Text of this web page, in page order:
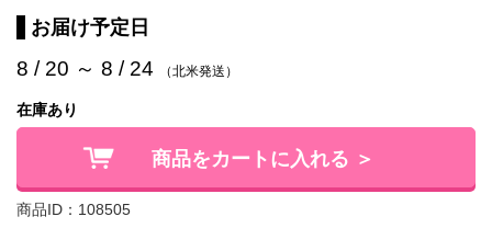
お届け予定日
8 / 20 ～ 8 / 24 （北米発送）
在庫あり
商品をカートに入れる ＞
商品ID：108505